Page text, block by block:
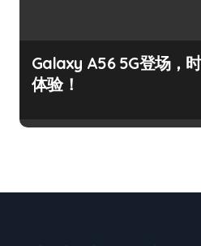
Galaxy A56 5G登场，
体验！